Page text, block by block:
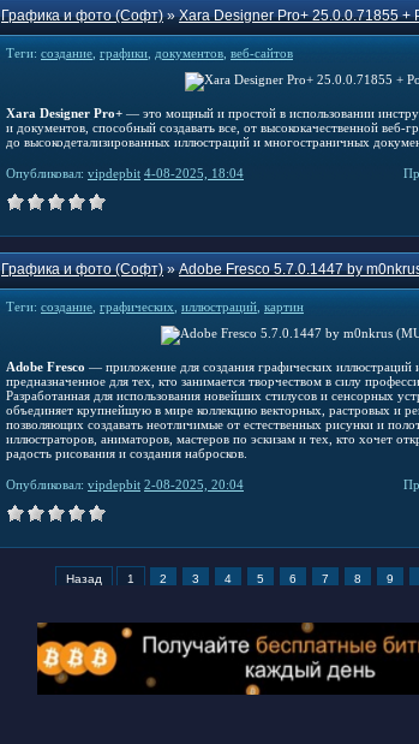
Графика и фото (Софт)»Xara Designer Pro+ 25.0.0.71855 +
Теги: создание графики документов веб-сайтов
Xara Designer Pro+ — это мощный и простой в использовании
и документов, способный создавать все, от высококачественной веб-
до высокодетализированных иллюстраций и многостраничных
Опубликовал: vipdepbit 4-08-2025, 18:04
Графика и фото (Софт)»Adobe Fresco 5.7.0.1447 by
Теги: создание графических иллюстраций картин
Adobe Fresco — приложение для создания графических иллюстраций
предназначенное для тех, кто занимается творчеством в силу
Разработанная для использования новейших стилусов и сенсорных
объединяет крупнейшую в мире коллекцию векторных, растровых и
позволяющих создавать неотличимые от естественных рисунки и
иллюстраторов, аниматоров, мастеров по эскизам и тех, кто хочет
радость рисования и создания набросков.
Опубликовал: vipdepbit 2-08-2025, 20:04
Назад 1 2 3 4 5 6 7 8 9